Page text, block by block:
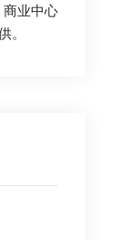
商业中心
。